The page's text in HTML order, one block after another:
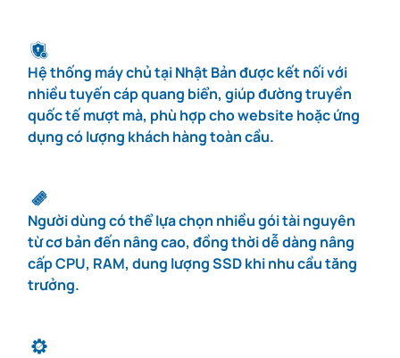
Hệ thống máy chủ tại Nhật Bản được kết nối với
nhiều tuyến cáp quang biển, giúp đường truyền
quốc tế mượt mà, phù hợp cho website hoặc ứng
dụng có lượng khách hàng toàn cầu.
Người dùng có thể lựa chọn nhiều gói tài nguyên
từ cơ bản đến nâng cao, đồng thời dễ dàng nâng
cấp CPU, RAM, dung lượng SSD khi nhu cầu tăng
trưởng.